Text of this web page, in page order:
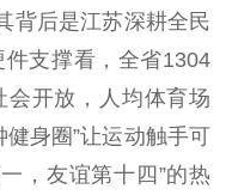
文明培育
后是江苏深耕全民
支撑看，全省1304
会开放，人均体育场
身圈”让运动触手可
，友谊第十四”的热